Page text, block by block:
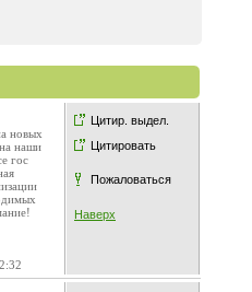
Цитир. выдел.
Цитировать
Пожаловаться
Наверх
новых
наши
гос